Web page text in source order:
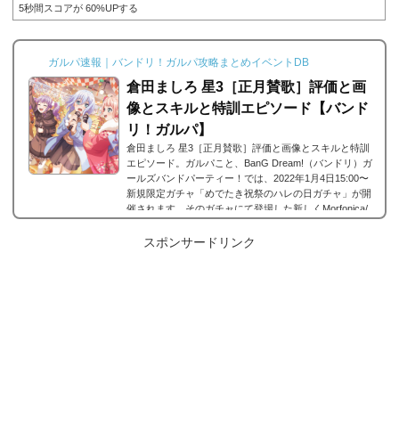
5秒間スコアが 60%UPする
ガルパ速報｜バンドリ！ガルパ攻略まとめイベントDB
倉田ましろ 星3［正月賛歌］評価と画
像とスキルと特訓エピソード【バンド
リ！ガルパ】
倉田ましろ 星3［正月賛歌］評価と画像とスキルと特訓
エピソード。ガルパこと、BanG Dream!（バンドリ）ガ
ールズバンドパーティー！では、2022年1月4日15:00〜
新規限定ガチャ「めでたき祝祭のハレの日ガチャ」が開
催されます。そのガチャにて登場した新しくMorfonica/
田ましろ 星3［正月賛歌］が登場。今回は、倉田ましろ
スポンサードリンク